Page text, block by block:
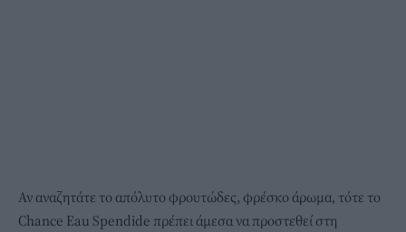
Αν αναζητάτε το απόλυτο φρουτώδες, φρέσκο άρωμα, τότε το
Chance Eau Spendide πρέπει άμεσα να προστεθεί στη